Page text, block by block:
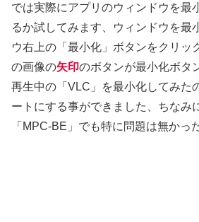
では実際にアプリのウィンドウを最
るか試してみます、ウィンドウを最
ウ右上の「最小化」ボタンをクリッ
の画像の矢印のボタンが最小化ボタ
再生中の「VLC」を最小化してみた
ートにする事ができました、ちなみ
「MPC-BE」でも特に問題は無かっ